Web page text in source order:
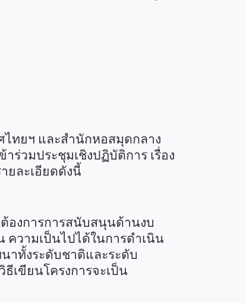
ทยฯ และสำนักหอสมุดกลาง
วมประชุมเชิงปฏิบัติการ เรื่อง
ยละเอียดดังนี้
องการการสนับสนุนด้านงบ
ความเป็นไปได้ในการดำเนิน
าทั้งระดับชาติและระดับ
เขียนโครงการจะเป็น